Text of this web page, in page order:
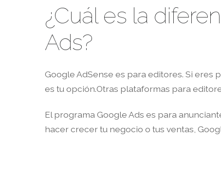
¿Cuál es la
Ads?
Google AdSense es para editores. Si
es tu opción.Otras plataformas para
El programa Google Ads es para
hacer crecer tu negocio o tus ventas,